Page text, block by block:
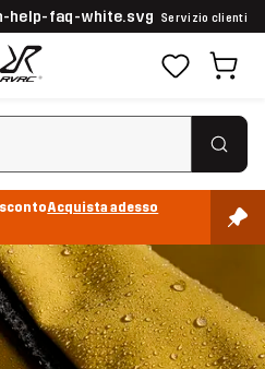
Servizio clienti
scontoAcquista adesso